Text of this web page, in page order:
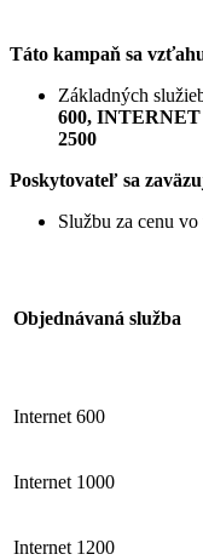
Táto kampaň sa
Základných
600,
2500
Poskytovateľ sa
Službu za cenu
Objednávaná služba
Internet 600
Internet 1000
Internet 1200